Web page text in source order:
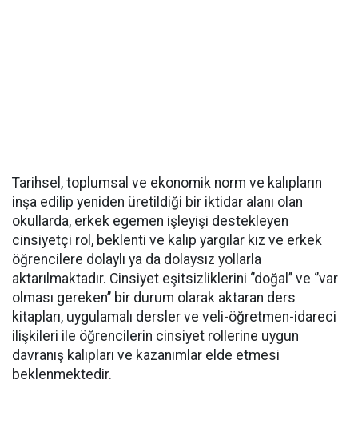
Tarihsel, toplumsal ve ekonomik norm ve kalıpların
inşa edilip yeniden üretildiği bir iktidar alanı olan
okullarda, erkek egemen işleyişi destekleyen
cinsiyetçi rol, beklenti ve kalıp yargılar kız ve erkek
öğrencilere dolaylı ya da dolaysız yollarla
aktarılmaktadır. Cinsiyet eşitsizliklerini ‘’doğal’’ ve ‘’var
olması gereken’’ bir durum olarak aktaran ders
kitapları, uygulamalı dersler ve veli-öğretmen-idareci
ilişkileri ile öğrencilerin cinsiyet rollerine uygun
davranış kalıpları ve kazanımlar elde etmesi
beklenmektedir.